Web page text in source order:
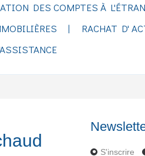
DES COMPTES À
RACHAT D'
S'inscrire